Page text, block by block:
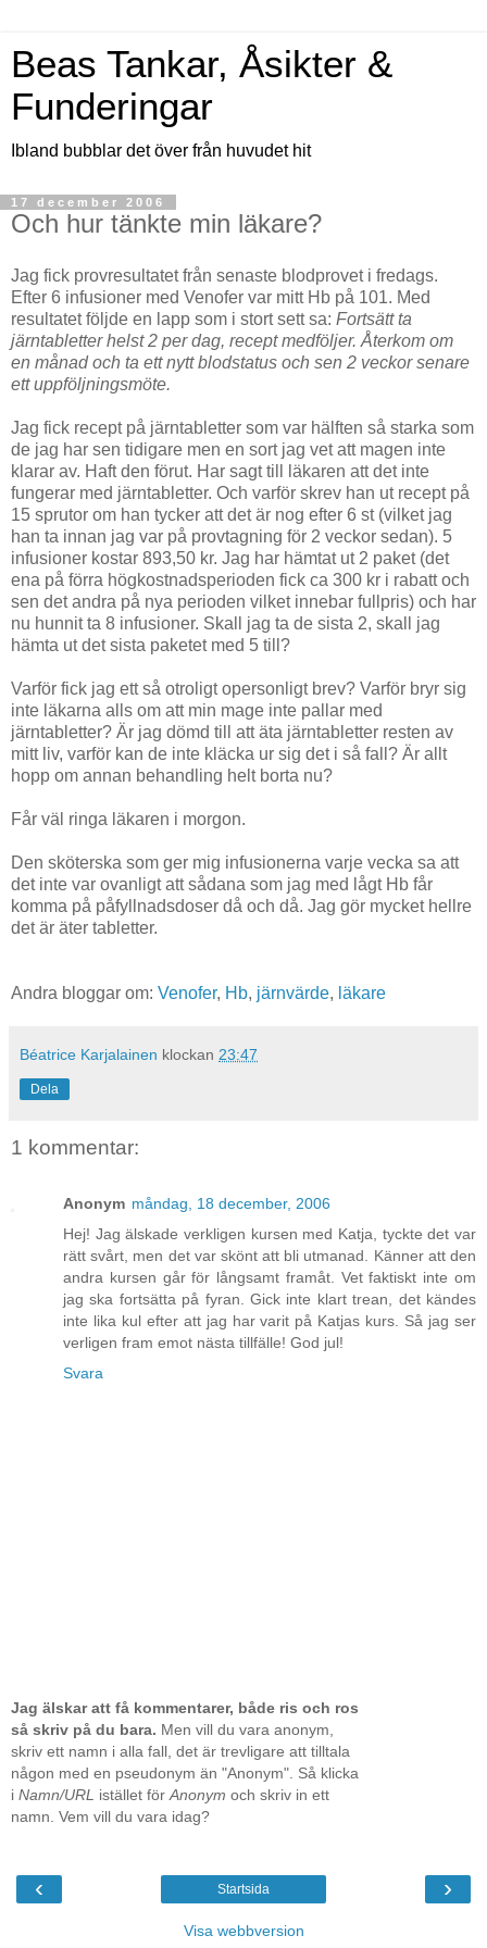
Beas Tankar, Åsikter &
Funderingar
Ibland bubblar det över från huvudet hit
17 december 2006
Och hur tänkte min läkare?
Jag fick provresultatet från senaste blodprovet i fredags.
Efter 6 infusioner med Venofer var mitt Hb på 101. Med
resultatet följde en lapp som i stort sett sa: Fortsätt ta
järntabletter helst 2 per dag, recept medföljer. Återkom om
en månad och ta ett nytt blodstatus och sen 2 veckor senare
ett uppföljningsmöte.
Jag fick recept på järntabletter som var hälften så starka som
de jag har sen tidigare men en sort jag vet att magen inte
klarar av. Haft den förut. Har sagt till läkaren att det inte
fungerar med järntabletter. Och varför skrev han ut recept på
15 sprutor om han tycker att det är nog efter 6 st (vilket jag
han ta innan jag var på provtagning för 2 veckor sedan). 5
infusioner kostar 893,50 kr. Jag har hämtat ut 2 paket (det
ena på förra högkostnadsperioden fick ca 300 kr i rabatt och
sen det andra på nya perioden vilket innebar fullpris) och har
nu hunnit ta 8 infusioner. Skall jag ta de sista 2, skall jag
hämta ut det sista paketet med 5 till?
Varför fick jag ett så otroligt opersonligt brev? Varför bryr sig
inte läkarna alls om att min mage inte pallar med
järntabletter? Är jag dömd till att äta järntabletter resten av
mitt liv, varför kan de inte kläcka ur sig det i så fall? Är allt
hopp om annan behandling helt borta nu?
Får väl ringa läkaren i morgon.
Den sköterska som ger mig infusionerna varje vecka sa att
det inte var ovanligt att sådana som jag med lågt Hb får
komma på påfyllnadsdoser då och då. Jag gör mycket hellre
det är äter tabletter.
Andra bloggar om: Venofer, Hb, järnvärde, läkare
Béatrice Karjalainen klockan 23:47
Dela
1 kommentar:
Anonym måndag, 18 december, 2006
Hej! Jag älskade verkligen kursen med Katja, tyckte det var
rätt svårt, men det var skönt att bli utmanad. Känner att den
andra kursen går för långsamt framåt. Vet faktiskt inte om
jag ska fortsätta på fyran. Gick inte klart trean, det kändes
inte lika kul efter att jag har varit på Katjas kurs. Så jag ser
verligen fram emot nästa tillfälle! God jul!
Svara
Jag älskar att få kommentarer, både ris och ros
så skriv på du bara. Men vill du vara anonym,
skriv ett namn i alla fall, det är trevligare att tilltala
någon med en pseudonym än "Anonym". Så klicka
i Namn/URL istället för Anonym och skriv in ett
namn. Vem vill du vara idag?
‹ ›
Startsida
Visa webbversion